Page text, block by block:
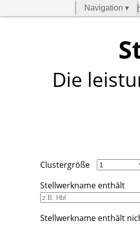
Navigation ▾
Die
Clustergröße
Stellwerkname enthält
Stellwerkname enthält